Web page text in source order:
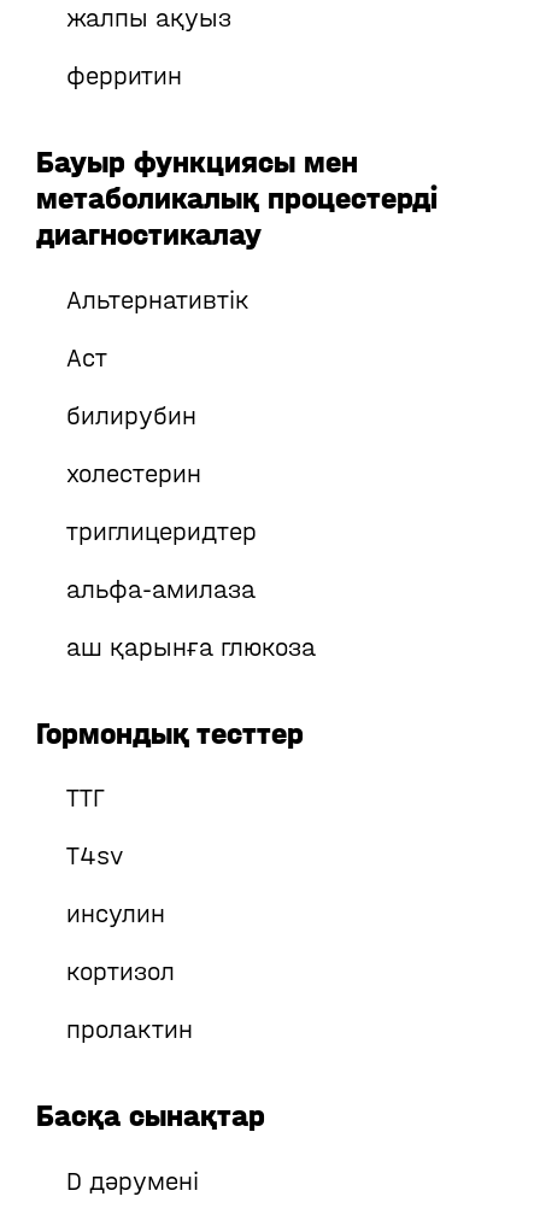
жалпы ақуыз
ферритин
Бауыр функциясы мен
метаболикалық процестерді
диагностикалау
Альтернативтік
Аст
билирубин
холестерин
триглицеридтер
альфа-амилаза
аш қарынға глюкоза
Гормондық тесттер
ТТГ
T4sv
инсулин
кортизол
пролактин
Басқа сынақтар
D дәрумені